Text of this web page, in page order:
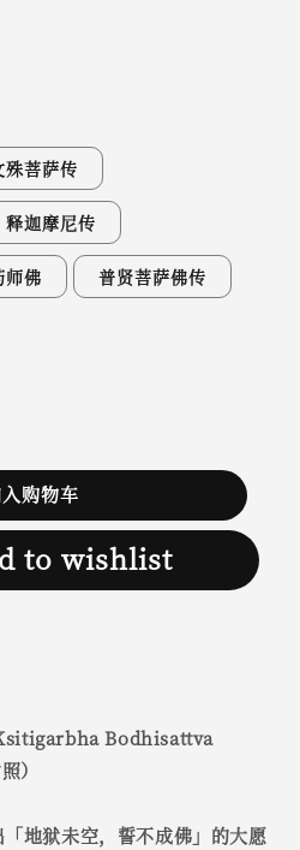
殊菩萨传
释迦摩尼传
师佛 普贤菩萨佛传
购物车
to wishlist
Bodhisattva
）
地狱未空，誓不成佛」的大愿